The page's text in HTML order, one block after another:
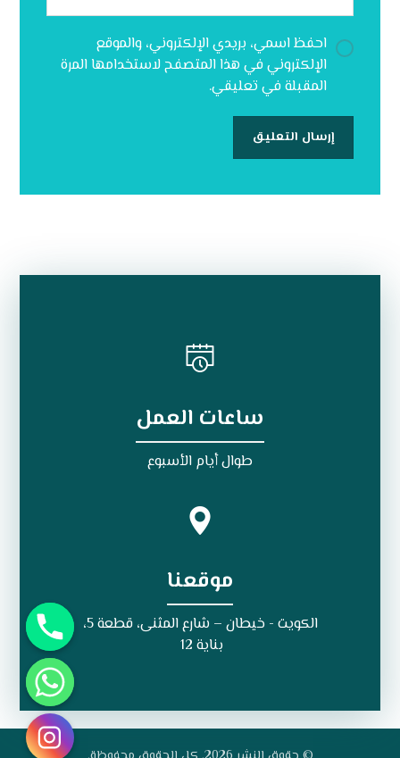
احفظ اسمي، بريدي الإلكتروني، والموقع
الإلكتروني في هذا المتصفح لاستخدامها المرة
المقبلة في تعليقي.
ساعات العمل
طوال أيام الأسبوع
موقعنا
الكويت - خيطان – شارع المثنى، قطعة 5،
بناية 12